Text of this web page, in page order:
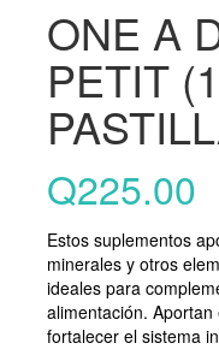
ONE A
PETIT
Q225.00
Estos suplementos
minerales y otros
ideales para
alimentación.
fortalecer el sistema